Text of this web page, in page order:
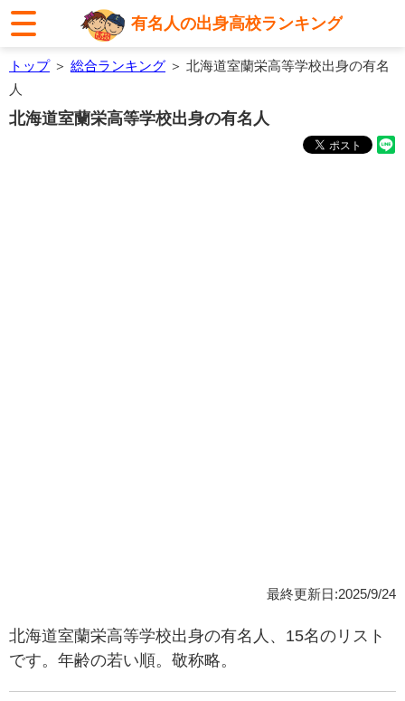
有名人の出身高校ランキング
トップ＞ 総合ランキング ＞ 北海道室蘭栄高等学校出身の有名
人
北海道室蘭栄高等学校出身の有名人
最終更新日:2025/9/24
北海道室蘭栄高等学校出身の有名人、15名のリスト
です。年齢の若い順。敬称略。